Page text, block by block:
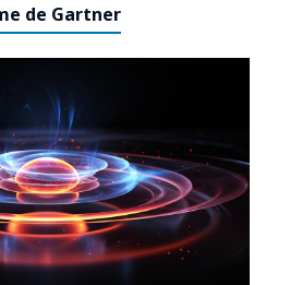
de Gartner